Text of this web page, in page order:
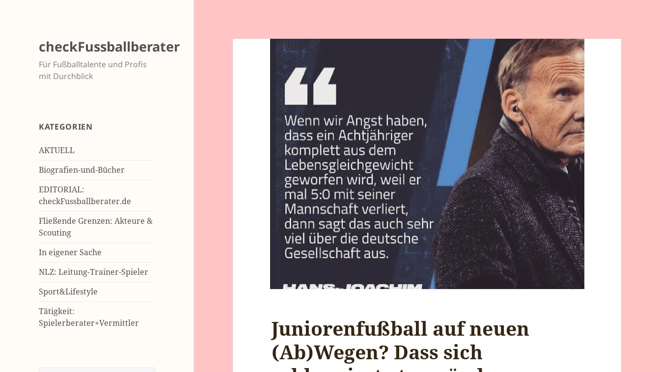
checkFussballberater
Für Fußballtalente und Profis
mit Durchblick
KATEGORIEN
AKTUELL
Biografien-und-Bücher
EDITORIAL:
checkFussballberater.de
Fließende Grenzen: Akteure &
Scouting
In eigener Sache
NLZ: Leitung-Trainer-Spieler
Sport&Lifestyle
Tätigkeit:
Spielerberater+Vermittler
Juniorenfußball auf neuen
(Ab)Wegen? Dass sich